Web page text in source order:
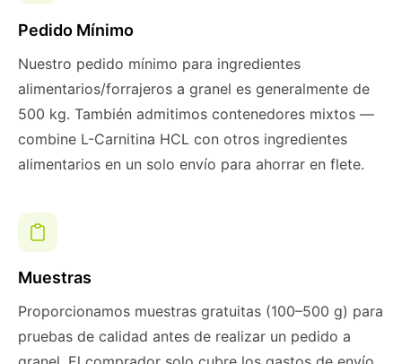
Pedido Mínimo
Nuestro pedido mínimo para ingredientes
alimentarios/forrajeros a granel es generalmente de
500 kg. También admitimos contenedores mixtos —
combine L-Carnitina HCL con otros ingredientes
alimentarios en un solo envío para ahorrar en flete.
Muestras
Proporcionamos muestras gratuitas (100–500 g) para
pruebas de calidad antes de realizar un pedido a